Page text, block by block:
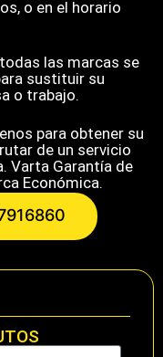
o en el horario
las marcas se
sustituir su
o trabajo.
para obtener su
de un servicio
Varta Garantía de
Económica.